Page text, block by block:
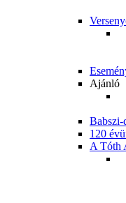
Ajánló
Babszi-
120
A Tóth